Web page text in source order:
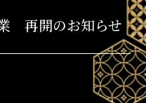
再開のお知らせ